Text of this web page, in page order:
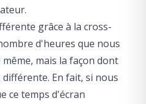
grâce à la cross-
d'heures que nous
mais la façon dont
En fait, si nous
ce temps d'écran